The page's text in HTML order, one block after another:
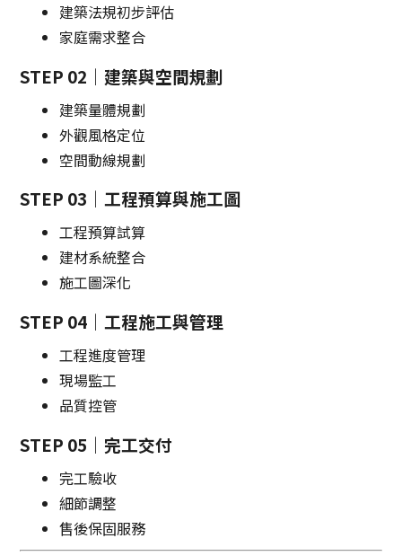
建築法規初步評估
家庭需求整合
STEP 02｜建築與空間規劃
建築量體規劃
外觀風格定位
空間動線規劃
STEP 03｜工程預算與施工圖
工程預算試算
建材系統整合
施工圖深化
STEP 04｜工程施工與管理
工程進度管理
現場監工
品質控管
STEP 05｜完工交付
完工驗收
細節調整
售後保固服務